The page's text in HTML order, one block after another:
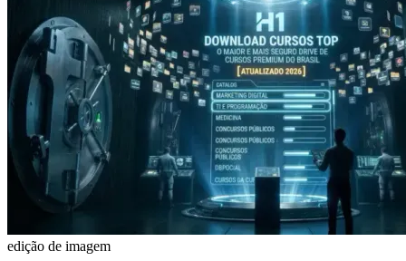
edição de imagem